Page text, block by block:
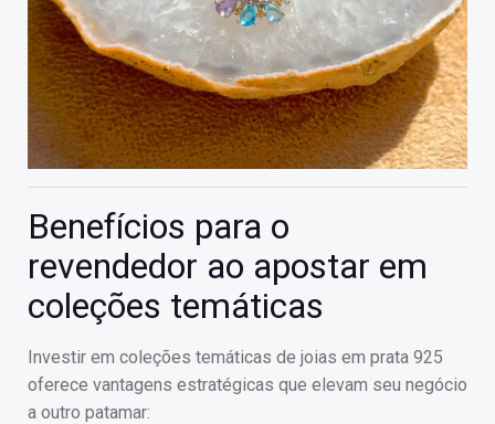
Benefícios para o
revendedor ao apostar em
coleções temáticas
Investir em coleções temáticas de joias em prata 925
oferece vantagens estratégicas que elevam seu negócio
a outro patamar: